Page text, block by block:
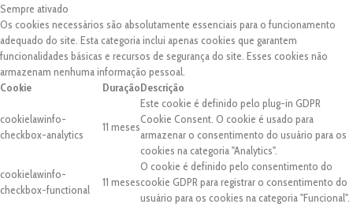
Sempre ativado
Os cookies necessários são absolutamente essenciais para o funcionamento
adequado do site. Esta categoria inclui apenas cookies que garantem
funcionalidades básicas e recursos de segurança do site. Esses cookies não
armazenam nenhuma informação pessoal.
Cookie
DuraçãoDescrição
cookielawinfo-
checkbox-analytics
11 meses
Este cookie é definido pelo plug-in GDPR
Cookie Consent. O cookie é usado para
armazenar o consentimento do usuário para os
cookies na categoria "Analytics".
cookielawinfo-
checkbox-functional
11 meses
O cookie é definido pelo consentimento do
cookie GDPR para registrar o consentimento do
usuário para os cookies na categoria "Funcional".